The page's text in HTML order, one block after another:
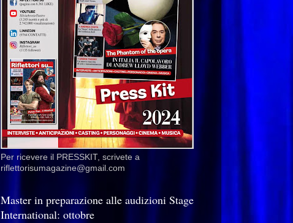
Per ricevere il PRESSKIT, scrivete a
riflettorisumagazine@gmail.com
Master in preparazione alle audizioni Stage
International: ottobre